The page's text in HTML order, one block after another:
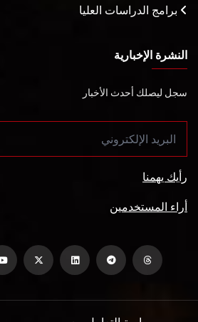
برامج الدراسات العليا
النشرة الإخبارية
سجل ليصلك أحدث الأخبار
رأيك يهمنا
أراء المستخدمين